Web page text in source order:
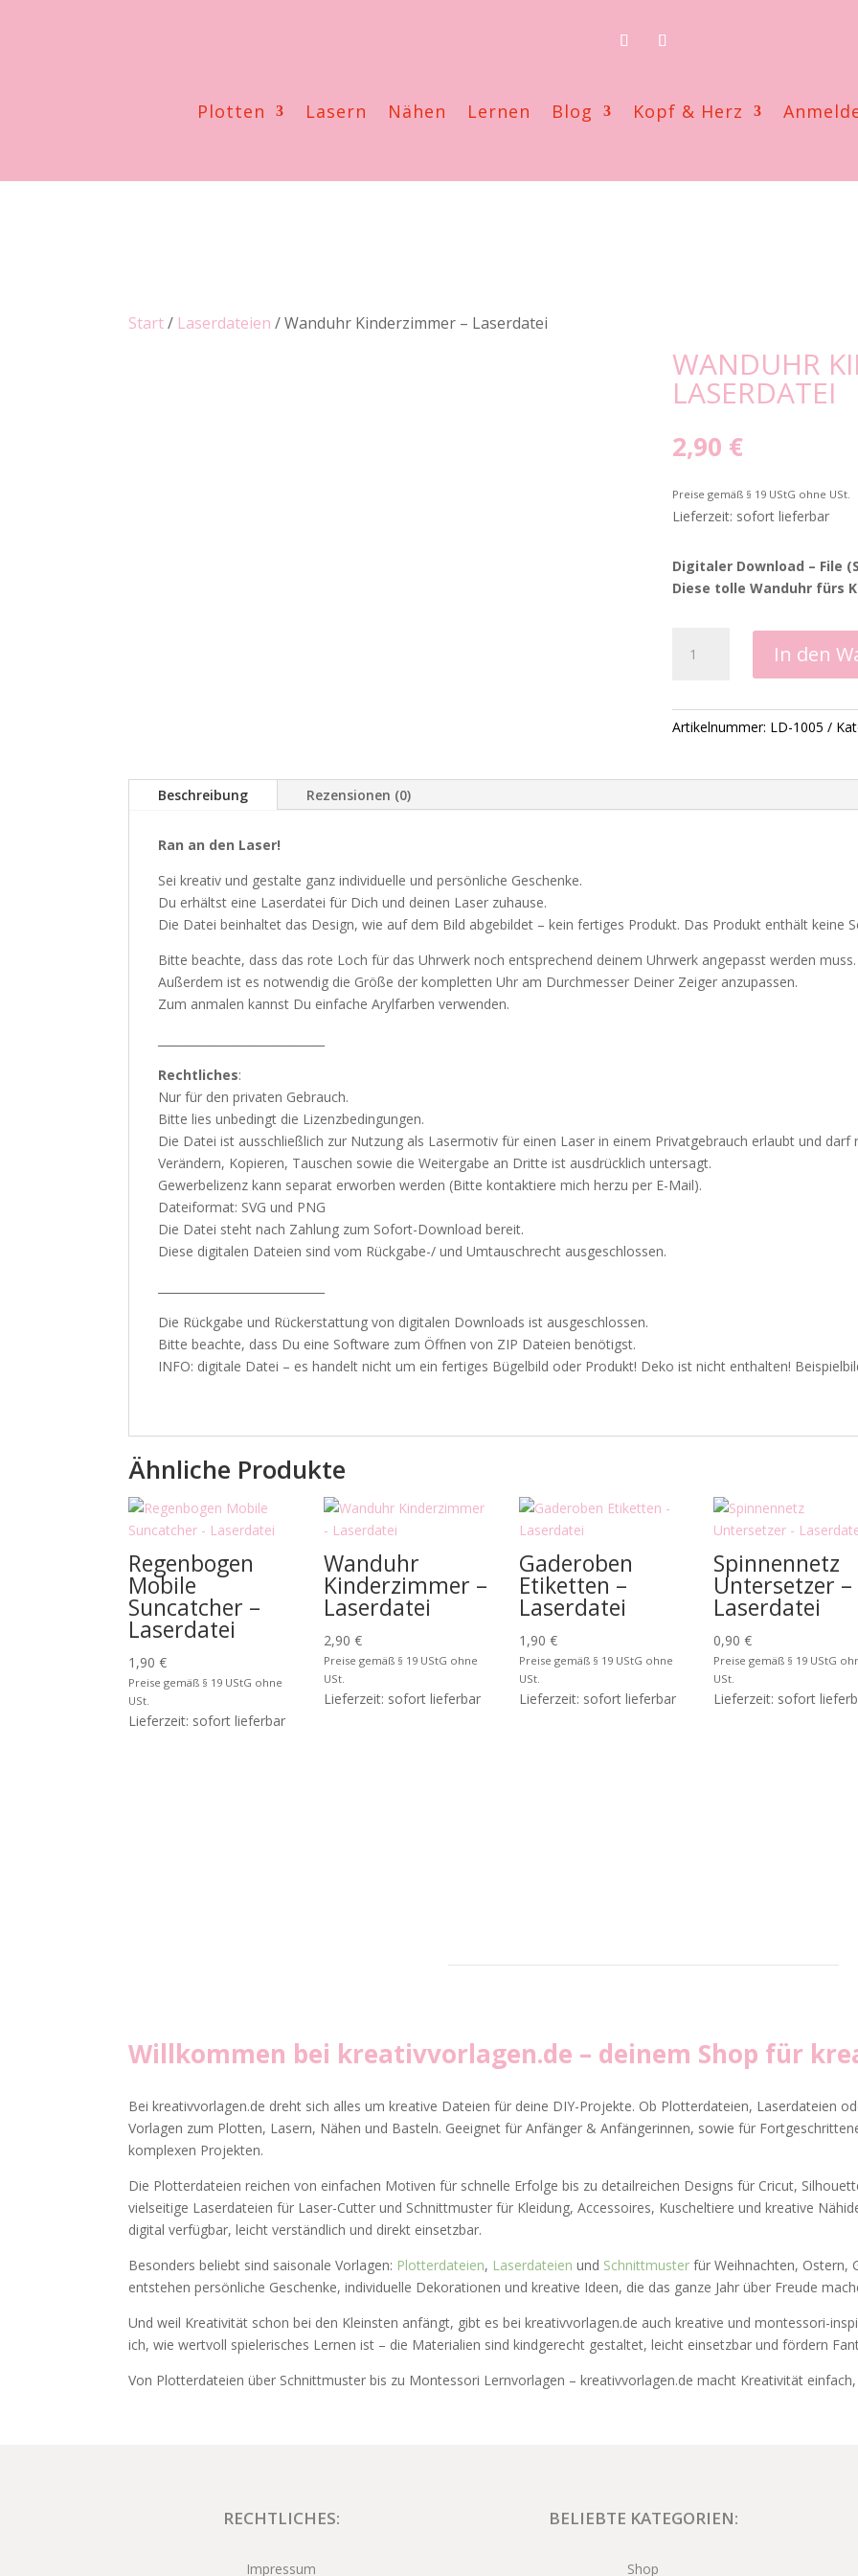
Plotten Lasern Nähen Lernen Blog Kopf & Herz
Start/ Laserdateien / Wanduhr Kinderzimmer – Laserdatei
WANDUHR
LASERDATEI
2,90 €
Preise gemäß § 19 UStG ohne USt.
Lieferzeit: sofort lieferbar
Digitaler Download – File
Diese tolle Wanduhr fürs
Kinderzimmer
Menge
In den
Artikelnummer: LD-1005
Beschreibung Rezensionen (0)
Ran an den Laser!
Sei kreativ und gestalte ganz individuelle und persönliche Geschenke.
Du erhältst eine Laserdatei für Dich und deinen Laser zuhause.
Die Datei beinhaltet das Design, wie auf dem Bild abgebildet – kein fertiges Produkt. Das Produkt enthält keine
Bitte beachte, dass das rote Loch für das Uhrwerk noch entsprechend deinem Uhrwerk angepasst werden muss.
Außerdem ist es notwendig die Größe der kompletten Uhr am Durchmesser Deiner Zeiger anzupassen.
Zum anmalen kannst Du einfache Arylfarben verwenden.
Rechtliches:
Nur für den privaten Gebrauch.
Bitte lies unbedingt die Lizenzbedingungen.
Die Datei ist ausschließlich zur Nutzung als Lasermotiv für einen Laser in einem Privatgebrauch erlaubt und
Verändern, Kopieren, Tauschen sowie die Weitergabe an Dritte ist ausdrücklich untersagt.
Gewerbelizenz kann separat erworben werden (Bitte kontaktiere mich herzu per E-Mail).
Dateiformat: SVG und PNG
Die Datei steht nach Zahlung zum Sofort-Download bereit.
Diese digitalen Dateien sind vom Rückgabe-/ und Umtauschrecht ausgeschlossen.
Die Rückgabe und Rückerstattung von digitalen Downloads ist ausgeschlossen.
Bitte beachte, dass Du eine Software zum Öffnen von ZIP Dateien benötigst.
INFO: digitale Datei – es handelt nicht um ein fertiges Bügelbild oder Produkt! Deko ist nicht enthalten!
Ähnliche Produkte
Regenbogen
Mobile
Suncatcher –
Laserdatei
1,90€
Preise gemäß § 19 UStG ohne
USt.
Lieferzeit: sofort lieferbar
Wanduhr
Kinderzimmer –
Laserdatei
2,90€
Preise gemäß § 19 UStG ohne
USt.
Lieferzeit: sofort lieferbar
Gaderoben
Etiketten –
Laserdatei
1,90 €
Preise gemäß § 19 UStG ohne
USt.
Lieferzeit: sofort lieferbar
Spinnennetz
Untersetzer –
Laserdatei
0,90€
Preise gemäß § 19 UStG
USt.
Lieferzeit: sofort
Willkommen bei kreativvorlagen.de – deinem Shop für
Bei kreativvorlagen.de dreht sich alles um kreative Dateien für deine DIY-Projekte. Ob Plotterdateien, Laserdateien
Vorlagen zum Plotten, Lasern, Nähen und Basteln. Geeignet für Anfänger & Anfängerinnen, sowie für
komplexen Projekten.
Die Plotterdateien reichen von einfachen Motiven für schnelle Erfolge bis zu detailreichen Designs für Cricut,
vielseitige Laserdateien für Laser-Cutter und Schnittmuster für Kleidung, Accessoires, Kuscheltiere und kreative
digital verfügbar, leicht verständlich und direkt einsetzbar.
Besonders beliebt sind saisonale Vorlagen: Plotterdateien, Laserdateien und Schnittmuster für Weihnachten, Ostern,
entstehen persönliche Geschenke, individuelle Dekorationen und kreative Ideen, die das ganze Jahr über Freude
Und weil Kreativität schon bei den Kleinsten anfängt, gibt es bei kreativvorlagen.de auch kreative und montessori-
ich, wie wertvoll spielerisches Lernen ist – die Materialien sind kindgerecht gestaltet, leicht einsetzbar und fördern
Von Plotterdateien über Schnittmuster bis zu Montessori Lernvorlagen – kreativvorlagen.de macht Kreativität
RECHTLICHES:
Impressum
BELIEBTE KATEGORIEN:
Shop